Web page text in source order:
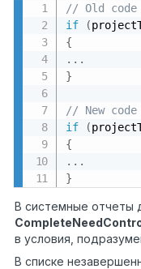
// Old code
if
(
{
. . .
}
// New code
if
(
{
. . .
}
В системные отчеты
в условия,
В списке